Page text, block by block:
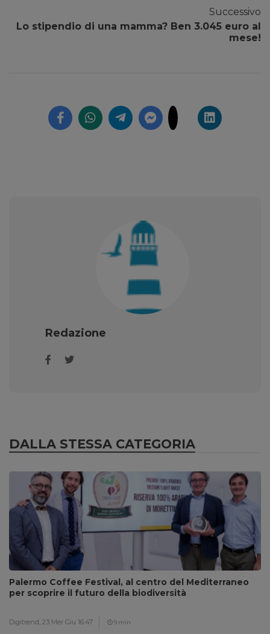
Successivo
Lo stipendio di una mamma? Ben 3.045 euro al
mese!
Redazione
DALLA STESSA CATEGORIA
Palermo Coffee Festival, al centro del Mediterraneo
per scoprire il futuro della biodiversità
Digitrend, 23 Mer Giu 16:47 9 min